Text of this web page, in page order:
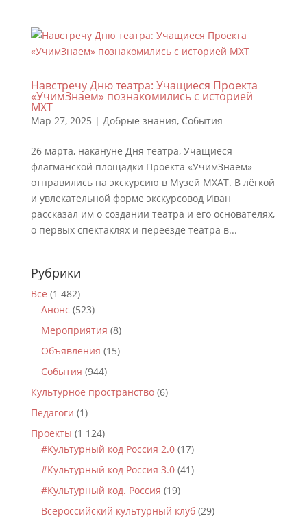
Навстречу Дню театра: Учащиеся Проекта
«УчимЗнаем» познакомились с историей
МХТ
Мар 27, 2025 | Добрые знания, События
26 марта, накануне Дня театра, Учащиеся
флагманской площадки Проекта «УчимЗнаем»
отправились на экскурсию в Музей МХАТ. В лёгкой
и увлекательной форме экскурсовод Иван
рассказал им о создании театра и его основателях,
о первых спектаклях и переезде театра в...
Рубрики
Все (1 482)
Анонс (523)
Мероприятия (8)
Объявления (15)
События (944)
Культурное пространство(6)
Педагоги (1)
Проекты (1 124)
#Культурный код Россия 2.0(17)
#Культурный код Россия 3.0(41)
#Культурный код. Россия (19)
Всероссийский культурный клуб(29)